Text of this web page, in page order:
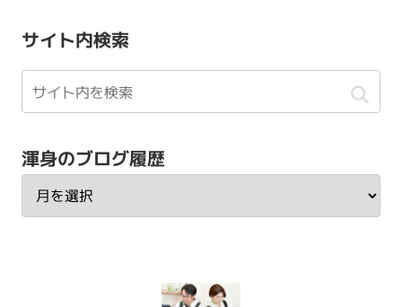
サイト内検索
渾身のブログ履歴